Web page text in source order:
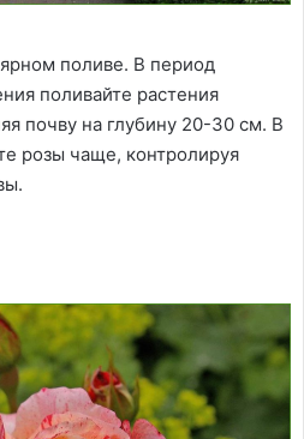
поливе. В период
поливайте растения
почву на глубину 20-30 см. В
розы чаще, контролируя